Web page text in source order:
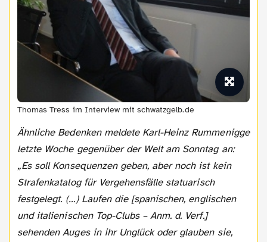
Thomas Tress im Interview mit schwatzgelb.de
Ähnliche Bedenken meldete Karl-Heinz Rummenigge
letzte Woche gegenüber der Welt am Sonntag an:
„Es soll Konsequenzen geben, aber noch ist kein
Strafenkatalog für Vergehensfälle statuarisch
festgelegt. (…) Laufen die [spanischen, englischen
und italienischen Top-Clubs – Anm. d. Verf.]
sehenden Auges in ihr Unglück oder glauben sie,